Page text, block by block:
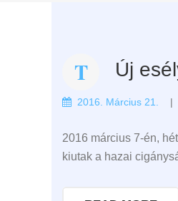
Új
2016. Március 21.
2016 március 7-én,
kiutak a hazai